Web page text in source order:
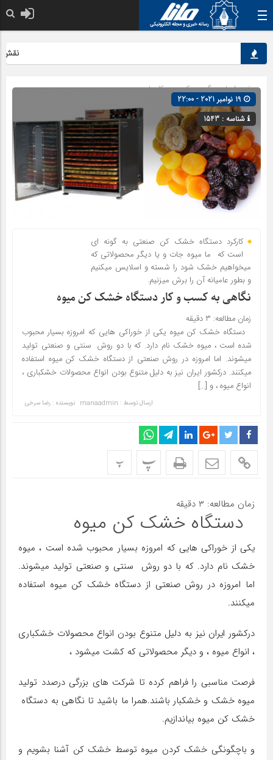
نقش
صفحه اصلی» گروه »کسب و کارها
شناسه : 1543
کارکرد دستگاه خشک کن صنعتی به گونه ای
است که ما میوه جات و یا دیگر محصولاتی که
میخواهیم خشک شود را شسته و اسلایس میکنیم
و بطور عامیانه آن را برش میزنیم.
نگاهی به کسب و کار دستگاه خشک کن میوه
زمان مطالعه: ۳ دقیقه
دستگاه خشک کن میوه یکی از خوراکی هایی که امروزه بسیار محبوب
شده است ، میوه خشک نام دارد. که با دو روش سنتی و صنعتی تولید
میشوند. اما امروزه در روش صنعتی از دستگاه خشک کن میوه استفاده
میکنند. درکشور ایران نیز به دلیل متنوع بودن انواع محصولات خشکباری ،
انواع میوه ، و […]
ارسال توسط : manaadmin نویسنده : رضا سرخی
پ پ
زمان مطالعه: ۳ دقیقه
دستگاه خشک کن میوه
یکی از خوراکی هایی که امروزه بسیار محبوب شده است ، میوه
خشک نام دارد. که با دو روش سنتی و صنعتی تولید میشوند.
اما امروزه در روش صنعتی از دستگاه خشک کن میوه استفاده
میکنند.
درکشور ایران نیز به دلیل متنوع بودن انواع محصولات خشکباری
، انواع میوه ، و دیگر محصولاتی که کشت میشود ،
فرصت مناسبی را فراهم کرده تا شرکت های بزرگی درصدد تولید
میوه خشک و خشکبار باشند.همرا ما باشید تا نگاهی به دستگاه
خشک کن میوه بیاندازیم.
و باچگونگی خشک کردن میوه توسط خشک کن آشنا بشویم و